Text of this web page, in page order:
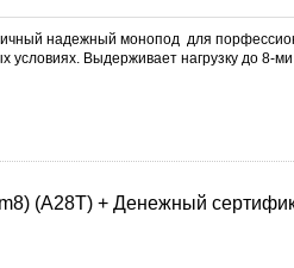
надежный монопод для
Выдерживает нагрузку до 8-ми
(A28T) + Денежный